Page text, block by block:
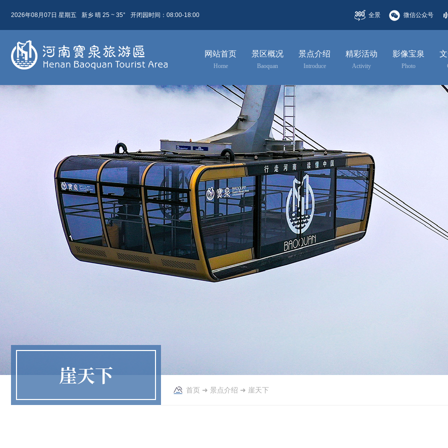
2026年08月07日 星期五 新乡 晴 25 ~ 35°
今天( 星期五) 明天( 星期六) 后天( 星期日)
23 ~ 30
开闭园时间：08:00-18:00 全景 微信公众号
网站首页
Home
景区概况
Baoquan
景点介绍
Introduce
精彩活动
Activity
影像宝泉
Photo
崖天下
首页 ➜ 景点介绍 ➜ 崖天下